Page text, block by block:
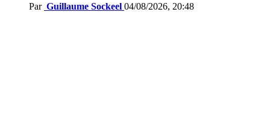
Par Guillaume Sockeel 04/08/2026, 20:48